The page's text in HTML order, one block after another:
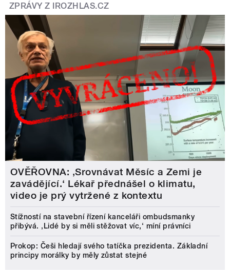
ZPRÁVY Z IROZHLAS.CZ
OVĚŘOVNA: ‚Srovnávat Měsíc a Zemi je
zavádějící.‘ Lékař přednášel o klimatu,
video je prý vytržené z kontextu
Stížností na stavební řízení kanceláři ombudsmanky
přibývá. ‚Lidé by si měli stěžovat víc,‘ míní právníci
Prokop: Češi hledají svého tatíčka prezidenta. Základní
principy morálky by měly zůstat stejné